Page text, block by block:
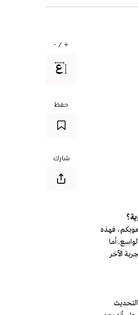
فهذه
أما
الآخر
+ / -
حفظ
شارك